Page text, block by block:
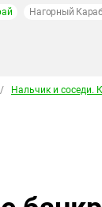
Нагорный
Нальчик и соседи.